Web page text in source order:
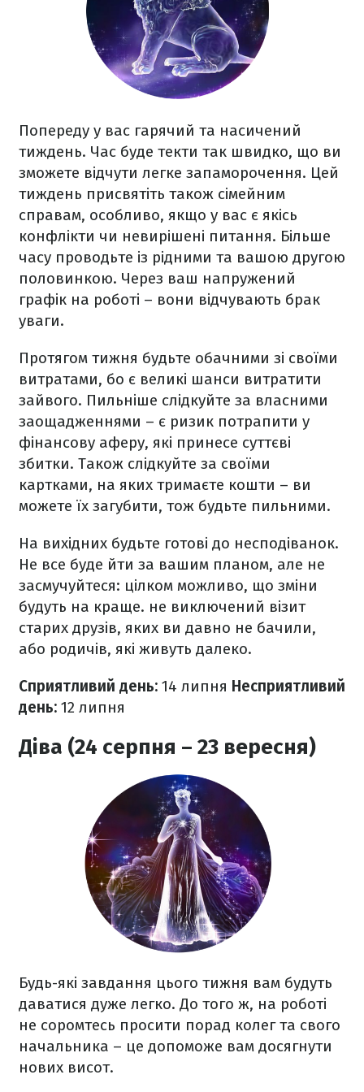
Попереду у вас гарячий та насичений
тиждень. Час буде текти так швидко, що ви
зможете відчути легке запаморочення. Цей
тиждень присвятіть також сімейним
справам, особливо, якщо у вас є якісь
конфлікти чи невирішені питання. Більше
часу проводьте із рідними та вашою другою
половинкою. Через ваш напружений
графік на роботі – вони відчувають брак
уваги.
Протягом тижня будьте обачними зі своїми
витратами, бо є великі шанси витратити
зайвого. Пильніше слідкуйте за власними
заощадженнями – є ризик потрапити у
фінансову аферу, які принесе суттєві
збитки. Також слідкуйте за своїми
картками, на яких тримаєте кошти – ви
можете їх загубити, тож будьте пильними.
На вихідних будьте готові до несподіванок.
Не все буде йти за вашим планом, але не
засмучуйтеся: цілком можливо, що зміни
будуть на краще. не виключений візит
старих друзів, яких ви давно не бачили,
або родичів, які живуть далеко.
Сприятливий день: 14 липня Несприятливий
день: 12 липня
Діва (24 серпня – 23 вересня)
Будь-які завдання цього тижня вам будуть
даватися дуже легко. До того ж, на роботі
не соромтесь просити порад колег та свого
начальника – це допоможе вам досягнути
нових висот.